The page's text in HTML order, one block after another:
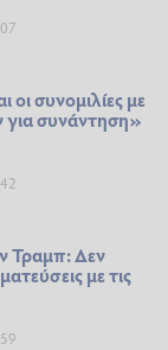
οι συνομιλίες με
για συνάντηση»
Τραμπ: Δεν
με τις